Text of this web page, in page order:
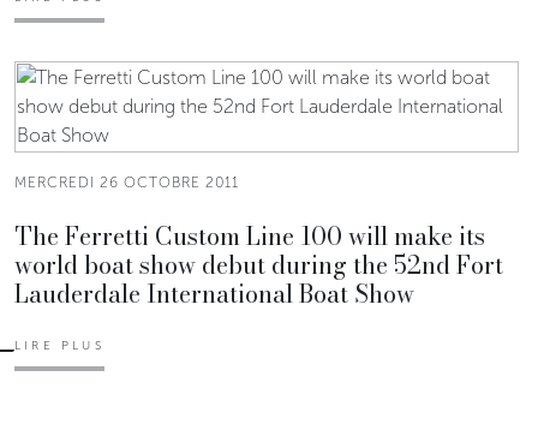
MERCREDI 26 OCTOBRE 2011
The Ferretti Custom Line 100 will make its
world boat show debut during the 52nd Fort
Lauderdale International Boat Show
LIRE PLUS